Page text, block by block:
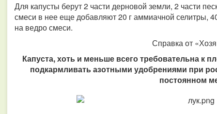
Для капусты берут 2 части дерновой земли, 2 части
смеси в нее еще добавляют 20 г аммиачной селитры,
на ведро смеси.
Справка от
Капуста, хоть и меньше всего требовательна к
подкармливать азотными удобрениями при
постоянном